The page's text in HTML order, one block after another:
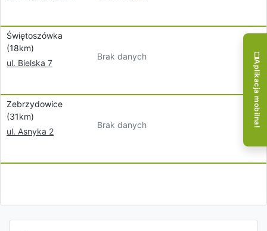
Świętoszówka
(18km)
ul. Bielska 7
Brak danych
Zebrzydowice
(31km)
ul. Asnyka 2
Brak danych Aplikacja mobilna!